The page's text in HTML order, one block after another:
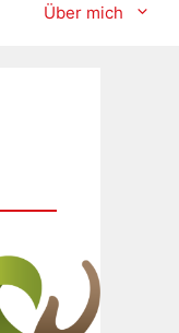
Über mich